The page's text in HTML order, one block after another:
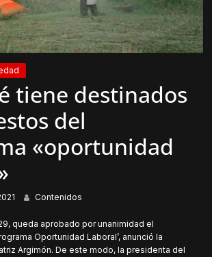
tiene destinados
del
«oportunidad
Contenidos
queda aprobado por unanimidad el
Oportunidad Laboral’, anunció la
Argimón. De este modo, la presidenta del